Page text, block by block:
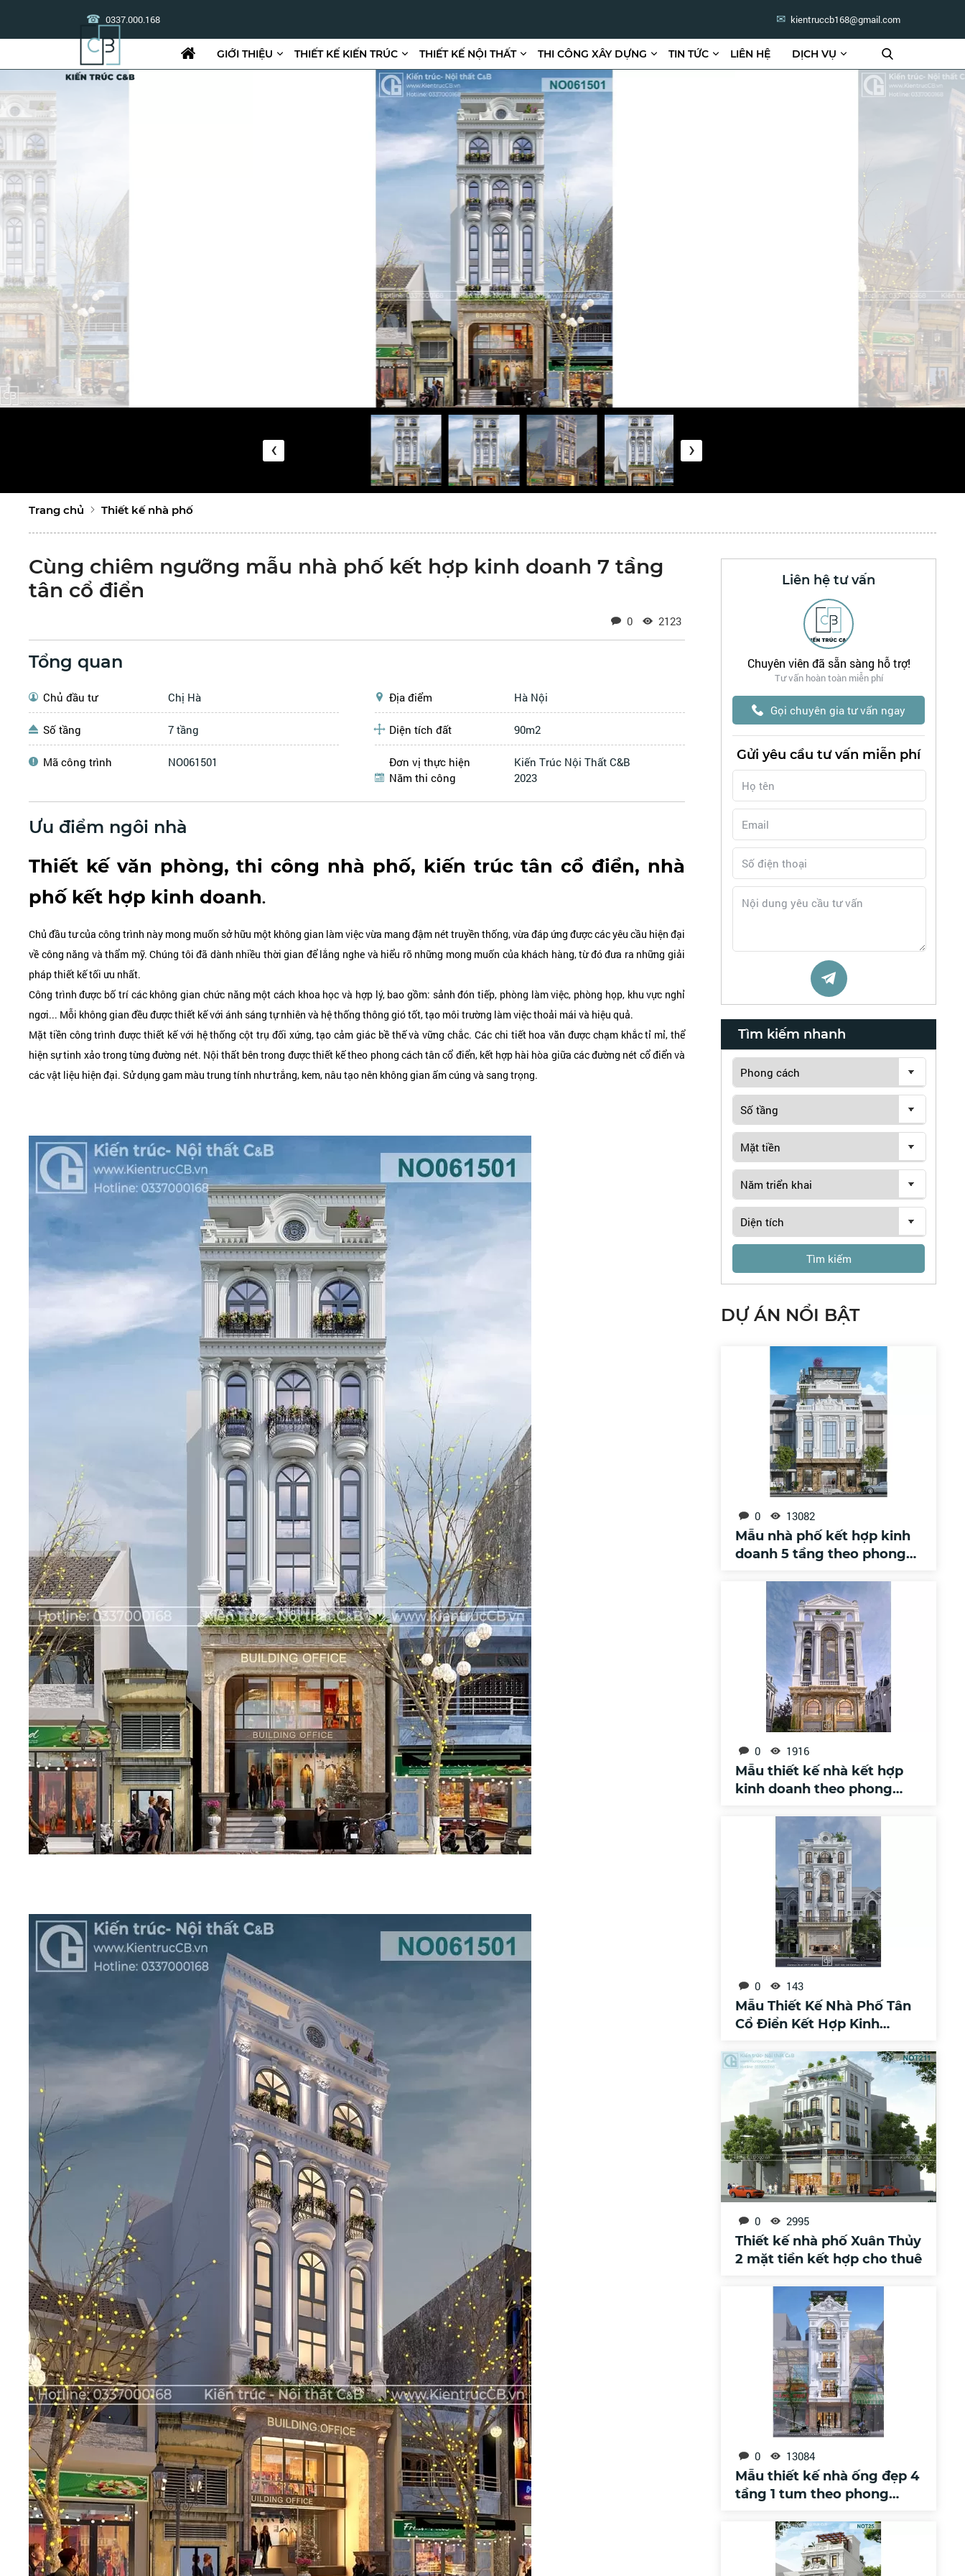
kientruccb168@gmail.com
0337.000.168
GIỚI THIỆU THIẾT KẾ KIẾN TRÚC THIẾT KẾ NỘI THẤT THI CÔNG XÂY DỰNG TIN TỨC LIÊN HỆ DỊCH VỤ
‹ ›
Trang chủ Thiết kế nhà phố
Cùng chiêm ngưỡng mẫu nhà phố kết hợp kinh doanh 7 tầng
tân cổ điển
0 2123
Tổng quan
Chủ đầu tư Chị Hà Địa điểm Hà Nội
Số tầng 7 tầng Diện tích đất 90m2
Mã công trình NO061501 Đơn vị thực hiện
Kiến Trúc Nội Thất C&B
Năm thi công
2023
Ưu điểm ngôi nhà
Thiết kế văn phòng, thi công nhà phố, kiến trúc tân cổ điển, nhà
phố kết hợp kinh doanh.
Chủ đầu tư của công trình này mong muốn sở hữu một không gian làm việc vừa mang đậm nét truyền thống, vừa đáp ứng được các yêu cầu hiện đại
về công năng và thẩm mỹ. Chúng tôi đã dành nhiều thời gian để lắng nghe và hiểu rõ những mong muốn của khách hàng, từ đó đưa ra những giải
pháp thiết kế tối ưu nhất.
Công trình được bố trí các không gian chức năng một cách khoa học và hợp lý, bao gồm: sảnh đón tiếp, phòng làm việc, phòng họp, khu vực nghỉ
ngơi... Mỗi không gian đều được thiết kế với ánh sáng tự nhiên và hệ thống thông gió tốt, tạo môi trường làm việc thoải mái và hiệu quả.
Mặt tiền công trình được thiết kế với hệ thống cột trụ đối xứng, tạo cảm giác bề thế và vững chắc. Các chi tiết hoa văn được chạm khắc tỉ mỉ, thể
hiện sự tinh xảo trong từng đường nét. Nội thất bên trong được thiết kế theo phong cách tân cổ điển, kết hợp hài hòa giữa các đường nét cổ điển và
các vật liệu hiện đại. Sử dụng gam màu trung tính như trắng, kem, nâu tạo nên không gian ấm cúng và sang trọng.
Liên hệ tư vấn
Chuyên viên đã sẵn sàng hỗ trợ!
Tư vấn hoàn toàn miễn phí
Gọi chuyên gia tư vấn ngay
Gửi yêu cầu tư vấn miễn phí
Tìm kiếm nhanh
Tìm kiếm
DỰ ÁN NỔI BẬT
0 13082
Mẫu nhà phố kết hợp kinh
doanh 5 tầng theo phong
0 1916
Mẫu thiết kế nhà kết hợp
kinh doanh theo phong
0 143
Mẫu Thiết Kế Nhà Phố Tân
Cổ Điển Kết Hợp Kinh
0 2995
Thiết kế nhà phố Xuân Thủy
2 mặt tiền kết hợp cho thuê
0 13084
Mẫu thiết kế nhà ống đẹp 4
tầng 1 tum theo phong
NT160401)